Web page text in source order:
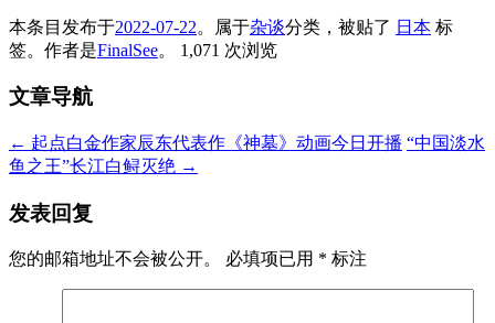
本条目发布于2022-07-22。属于杂谈分类，被贴了 日本 标
签。 作者是FinalSee。 1,071 次浏览
文章导航
← 起点白金作家辰东代表作《神墓》动画今日开播 “中国淡水
鱼之王”长江白鲟灭绝 →
发表回复
您的邮箱地址不会被公开。 必填项已用 * 标注